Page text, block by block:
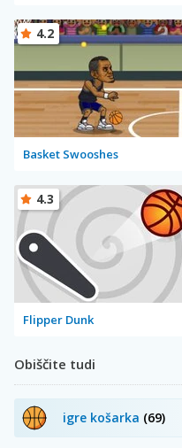
Basket Swooshes
4.2
Flipper Dunk
4.3
Obiščite tudi
igre košarka (69)